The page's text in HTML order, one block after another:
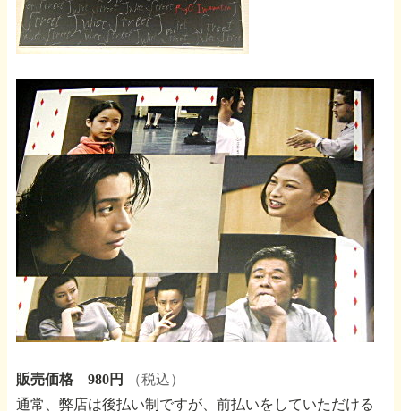
販売価格 980円
（税込）
通常、弊店は後払い制ですが、前払いをしていただける